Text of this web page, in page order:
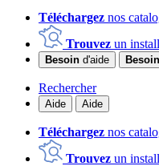
Téléchargez nos
Trouvez un
Besoin d'aide Besoin
Rechercher
Aide Aide
Téléchargez nos
Trouvez un